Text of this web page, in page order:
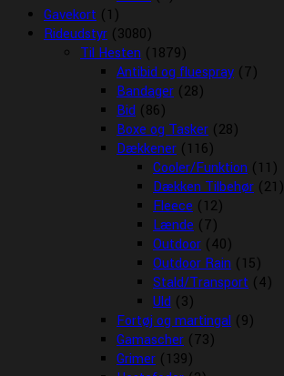
Gavekort (1)
Rideudstyr (3080)
Til Hesten (1879)
Antibid og fluespray (7)
Bandager (28)
Bid (86)
Boxe og Tasker (28)
Dækkener (116)
Cooler/Funktion (11)
Dækken Tilbehør (21)
Fleece (12)
Lænde (7)
Outdoor (40)
Outdoor Rain (15)
Stald/Transport (4)
Uld (3)
Fortøj og martingal (9)
Gamascher (73)
Grimer (139)